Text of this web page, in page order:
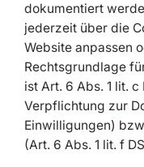
dokumentiert
jederzeit über die
Website anpassen
Rechtsgrundlage
ist Art. 6 Abs. 1 lit.
Verpflichtung zur
Einwilligungen)
(Art. 6 Abs. 1 lit. f